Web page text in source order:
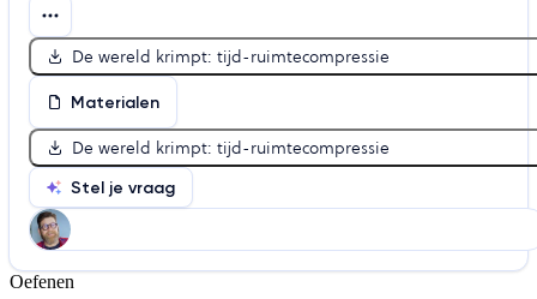
De wereld krimpt: tijd-ruimtecompressie
Materialen
De wereld krimpt: tijd-ruimtecompressie
Stel je vraag
Help ons de video te verbeteren
Oefenen